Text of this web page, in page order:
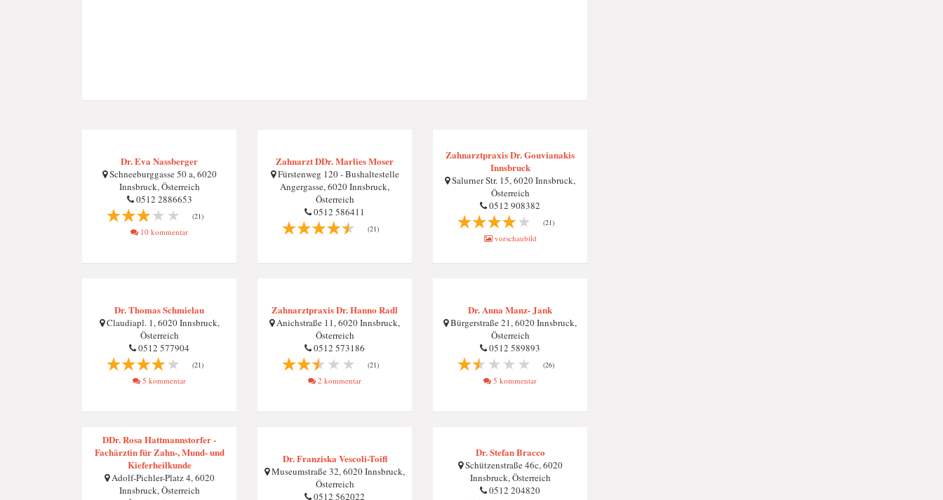
Dr. Eva Nassberger
Schneeburggasse 50 a, 6020
Innsbruck, Österreich
0512 2886653
(21)
10 kommentar
Zahnarzt DDr. Marlies Moser
Fürstenweg 120 - Bushaltestelle
Angergasse, 6020 Innsbruck,
Österreich
0512 586411
(21)
Zahnarztpraxis Dr. Gouvianakis
Innsbruck
Salurner Str. 15, 6020 Innsbruck,
Österreich
0512 908382
(21)
vorschaubild
Dr. Thomas Schmielau
Claudiapl. 1, 6020 Innsbruck,
Österreich
0512 577904
(21)
5 kommentar
Zahnarztpraxis Dr. Hanno Radl
Anichstraße 11, 6020 Innsbruck,
Österreich
0512 573186
(21)
2 kommentar
Dr. Anna Manz- Jank
Bürgerstraße 21, 6020 Innsbruck,
Österreich
0512 589893
(26)
5 kommentar
DDr. Rosa Hattmannstorfer -
Fachärztin für Zahn-, Mund- und
Kieferheilkunde
Adolf-Pichler-Platz 4, 6020
Innsbruck, Österreich
Dr. Franziska Vescoli-Toifl
Museumstraße 32, 6020 Innsbruck,
Österreich
0512 562022
Dr. Stefan Bracco
Schützenstraße 46c, 6020
Innsbruck, Österreich
0512 204820